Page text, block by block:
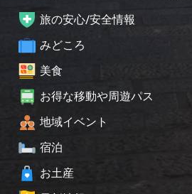
旅の安心/安全情報
みどころ
美食
お得な移動や周遊パス
地域イベント
宿泊
お土産